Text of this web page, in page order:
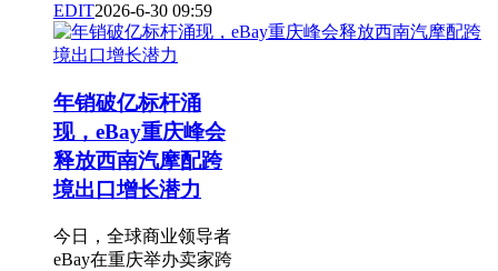
EDIT2026-6-30 09:59
年销破亿标杆涌
现，eBay重庆峰会
释放西南汽摩配跨
境出口增长潜力
今日，全球商业领导者
eBay在重庆举办卖家跨